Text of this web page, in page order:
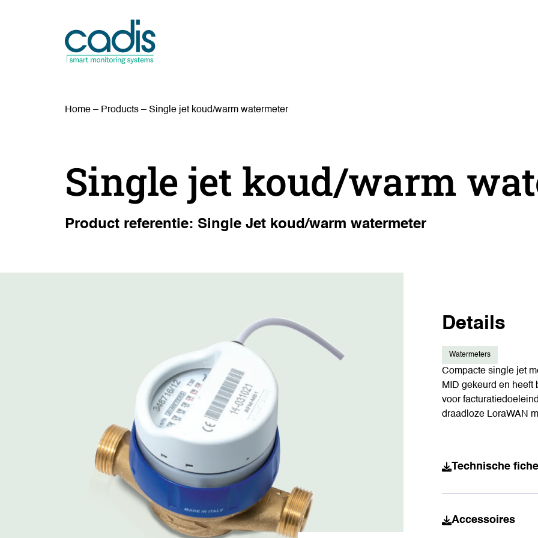
Home – Products – Single jet koud/warm watermeter
Single jet koud/warm
Product referentie: Single Jet koud/warm watermeter
Details
Watermeters
Compacte single jet
MID gekeurd en heeft
voor
draadloze LoraWAN
Technische
Accessoires